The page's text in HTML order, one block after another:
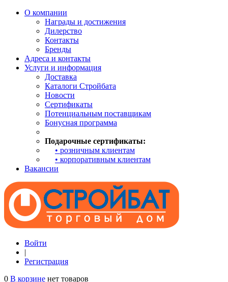
О компании
Награды и достижения
Дилерство
Контакты
Бренды
Адреса и контакты
Услуги и информация
Доставка
Каталоги Стройбата
Новости
Сертификаты
Потенциальным поставщикам
Бонусная программа
Подарочные сертификаты:
• розничным клиентам
• корпоративным клиентам
Вакансии
Войти
|
Регистрация
0 В корзине нет товаров